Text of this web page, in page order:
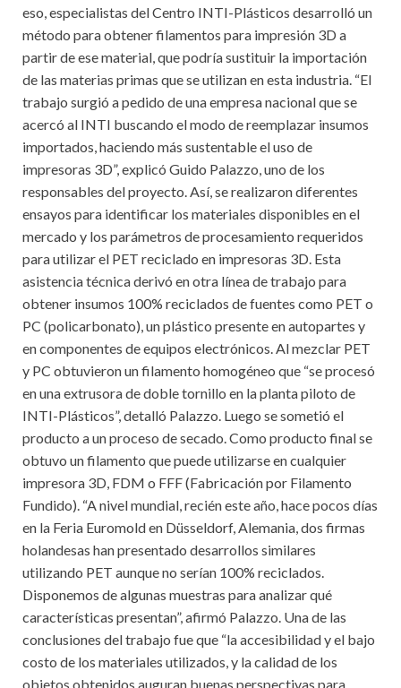
eso, especialistas del Centro INTI-Plásticos desarrolló un
método para obtener filamentos para impresión 3D a
partir de ese material, que podría sustituir la importación
de las materias primas que se utilizan en esta industria. “El
trabajo surgió a pedido de una empresa nacional que se
acercó al INTI buscando el modo de reemplazar insumos
importados, haciendo más sustentable el uso de
impresoras 3D”, explicó Guido Palazzo, uno de los
responsables del proyecto. Así, se realizaron diferentes
ensayos para identificar los materiales disponibles en el
mercado y los parámetros de procesamiento requeridos
para utilizar el PET reciclado en impresoras 3D. Esta
asistencia técnica derivó en otra línea de trabajo para
obtener insumos 100% reciclados de fuentes como PET o
PC (policarbonato), un plástico presente en autopartes y
en componentes de equipos electrónicos. Al mezclar PET
y PC obtuvieron un filamento homogéneo que “se procesó
en una extrusora de doble tornillo en la planta piloto de
INTI-Plásticos”, detalló Palazzo. Luego se sometió el
producto a un proceso de secado. Como producto final se
obtuvo un filamento que puede utilizarse en cualquier
impresora 3D, FDM o FFF (Fabricación por Filamento
Fundido). “A nivel mundial, recién este año, hace pocos días
en la Feria Euromold en Düsseldorf, Alemania, dos firmas
holandesas han presentado desarrollos similares
utilizando PET aunque no serían 100% reciclados.
Disponemos de algunas muestras para analizar qué
características presentan”, afirmó Palazzo. Una de las
conclusiones del trabajo fue que “la accesibilidad y el bajo
costo de los materiales utilizados, y la calidad de los
objetos obtenidos auguran buenas perspectivas para